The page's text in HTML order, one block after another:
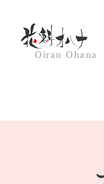
Oiran Ohana